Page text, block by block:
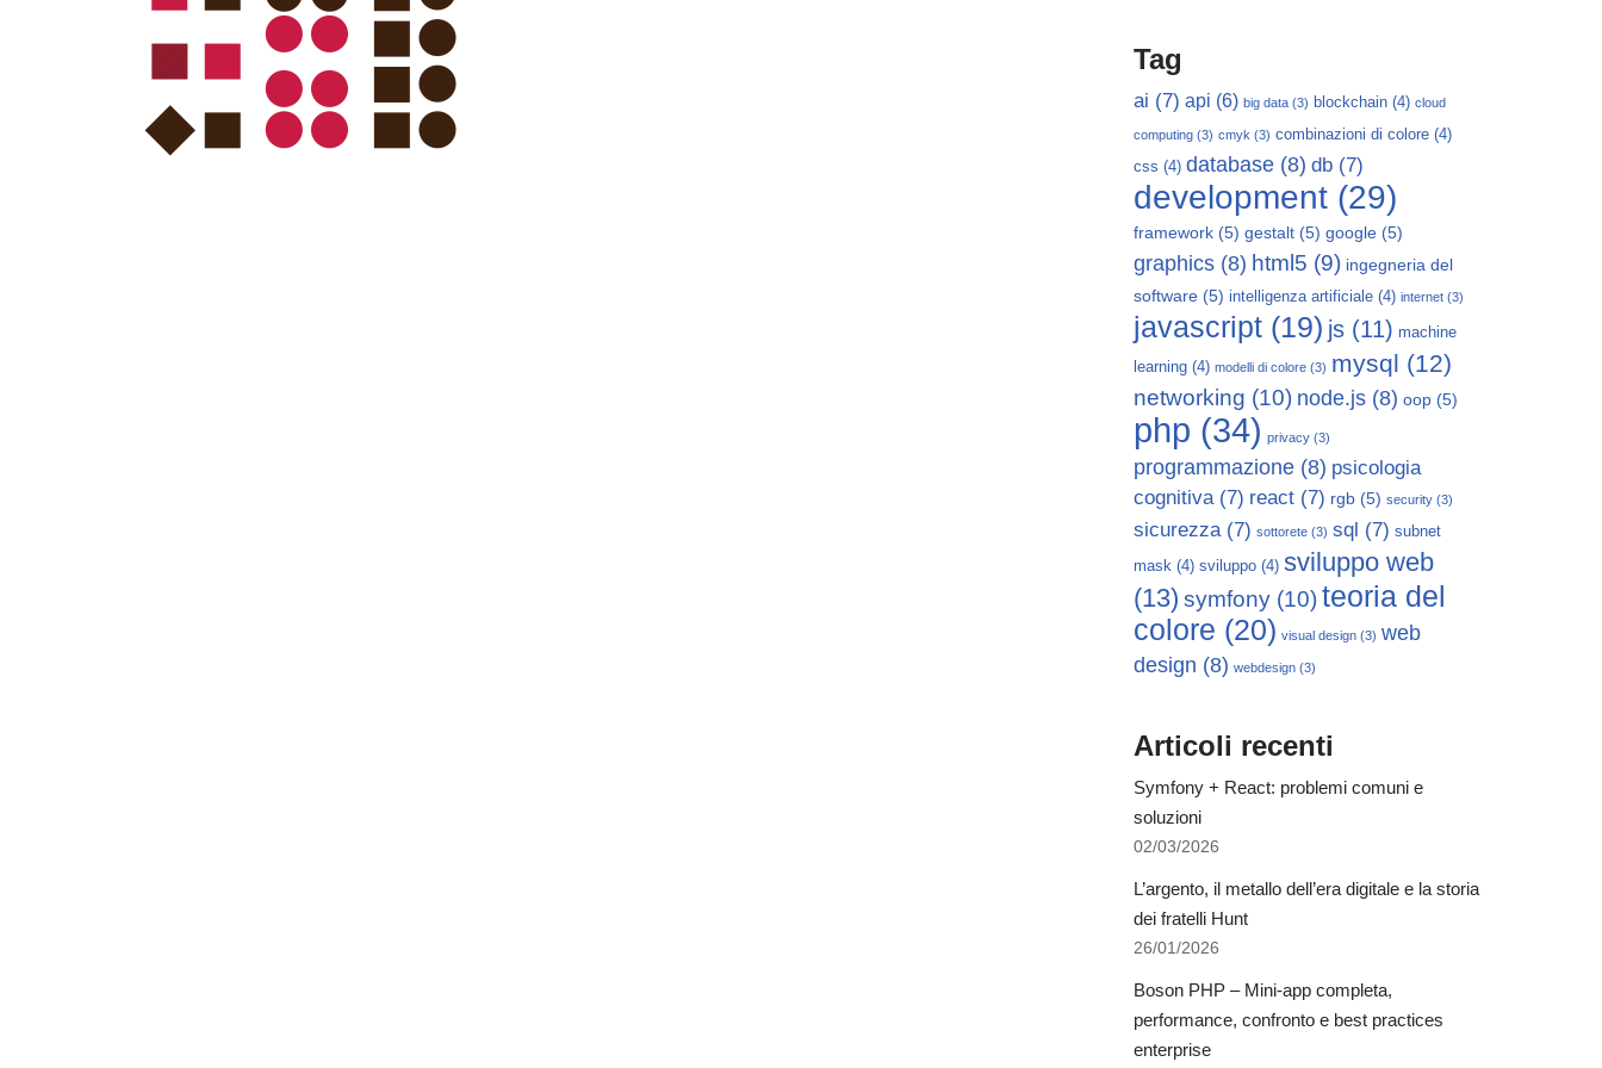
Tag
ai (7) api (6) big data (3) blockchain (4) cloud
computing (3) cmyk (3) combinazioni di colore (4)
css (4) database (8) db (7)
development (29)
framework (5) gestalt (5) google (5)
graphics (8) html5 (9) ingegneria del
software (5) intelligenza artificiale (4) internet (3)
javascript (19) js (11) machine
learning (4) modelli di colore (3) mysql (12)
networking (10) node.js (8) oop (5)
php (34) privacy (3)
programmazione (8) psicologia
cognitiva(7) react (7) rgb (5) security (3)
sicurezza(7) sottorete (3) sql (7) subnet
mask (4) sviluppo (4) sviluppo web
(13) symfony (10)teoria del
colore (20) visual design (3) web
design (8) webdesign (3)
Articoli recenti
Symfony + React: problemi comuni e
soluzioni
02/03/2026
L’argento, il metallo dell’era digitale e la storia
dei fratelli Hunt
26/01/2026
Boson PHP – Mini-app completa,
performance, confronto e best practices
enterprise